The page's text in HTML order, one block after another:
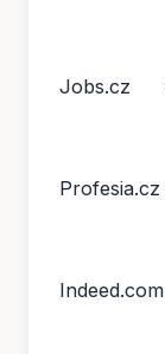
Jobs.cz
Profesia.cz
Indeed.com